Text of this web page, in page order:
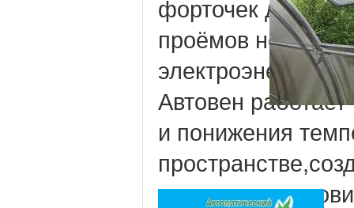
форточек для
проёмов не
электроэнергии.
Автовен
и понижения
тепличные